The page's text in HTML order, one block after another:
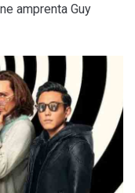
amprenta Guy